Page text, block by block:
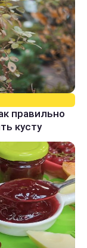
правильно
кусту